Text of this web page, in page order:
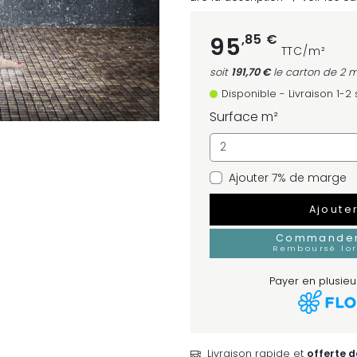
95,85 €
TTC/m²
soit 191,70 €le carton de 2
Disponible - Livraison 1-2
Surface m²
Ajouter 7% de marge
Remboursé
Payer en
Livraison rapide et offerte